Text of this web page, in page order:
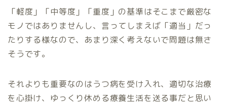
「軽度」「中等度」「重度」の基準はそこまで厳密な
モノではありませんし、言ってしまえば「適当」だっ
たりする様なので、あまり深く考えないで問題は無さ
そうです。
それよりも重要なのはうつ病を受け入れ、適切な治療
を心掛け、ゆっくり休める療養生活を送る事だと思い